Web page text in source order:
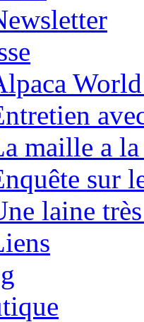
maille a
sur
laine